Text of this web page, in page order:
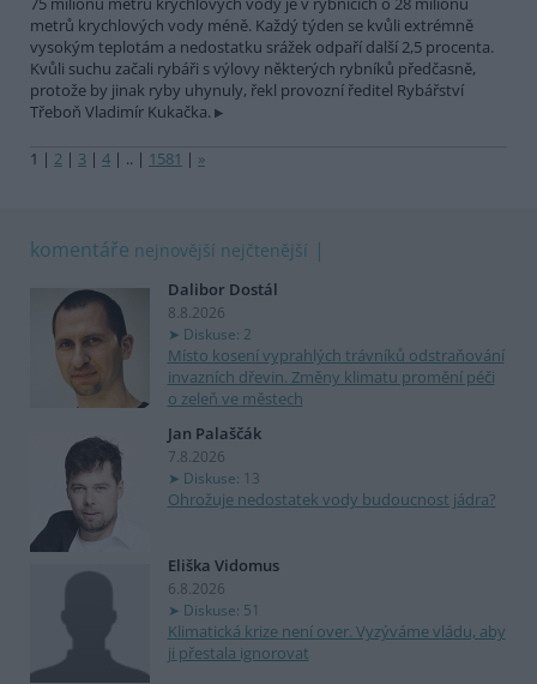
metrů krychlových vody méně. Každý týden se kvůli extrémně
vysokým teplotám a nedostatku srážek odpaří další 2,5 procenta.
Kvůli suchu začali rybáři s výlovy některých rybníků předčasně,
protože by jinak ryby uhynuly, řekl provozní ředitel Rybářství
Třeboň Vladimír Kukačka.
1 | 2 | 3 | 4 | .. | 1581 | »
komentáře nejnovější nejčtenější
Dalibor Dostál
8.8.2026
Diskuse: 2
Místo kosení vyprahlých trávníků odstraňování
invazních dřevin. Změny klimatu promění péči
o zeleň ve městech
Jan Palaščák
7.8.2026
Diskuse: 13
Ohrožuje nedostatek vody budoucnost jádra?
Eliška Vidomus
6.8.2026
Diskuse: 51
Klimatická krize není over. Vyzýváme vládu, aby
ji přestala ignorovat